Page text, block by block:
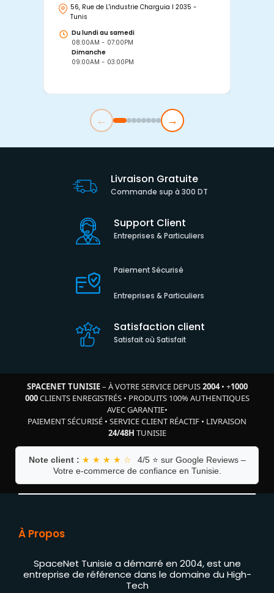
56, Rue de L'industrie Charguia I 2035 -
Tunis
Du lundi au samedi
08:00AM - 07:00PM
Dimanche
09:00AM - 03:00PM
← →
Livraison Gratuite
Commande sup à 300 DT
Support Client
Entreprises & Particuliers
Paiement Sécurisé
Entreprises & Particuliers
Satisfaction client
Satisfait où Satisfait
SPACENET TUNISIE– À VOTRE SERVICE DEPUIS2004• +1000
000CLIENTS ENREGISTRÉS• PRODUITS 100% AUTHENTIQUES
AVEC GARANTIE•
PAIEMENT SÉCURISÉ • SERVICE CLIENT RÉACTIF • LIVRAISON
24/48H TUNISIE
Note client : ★ ★ ★ ★ ☆
4/5 ⭐ sur Google Reviews –
Votre e-commerce de confiance en Tunisie.
À Propos
SpaceNet Tunisie a démarré en 2004, est une
entreprise de référence dans le domaine du High-
Tech